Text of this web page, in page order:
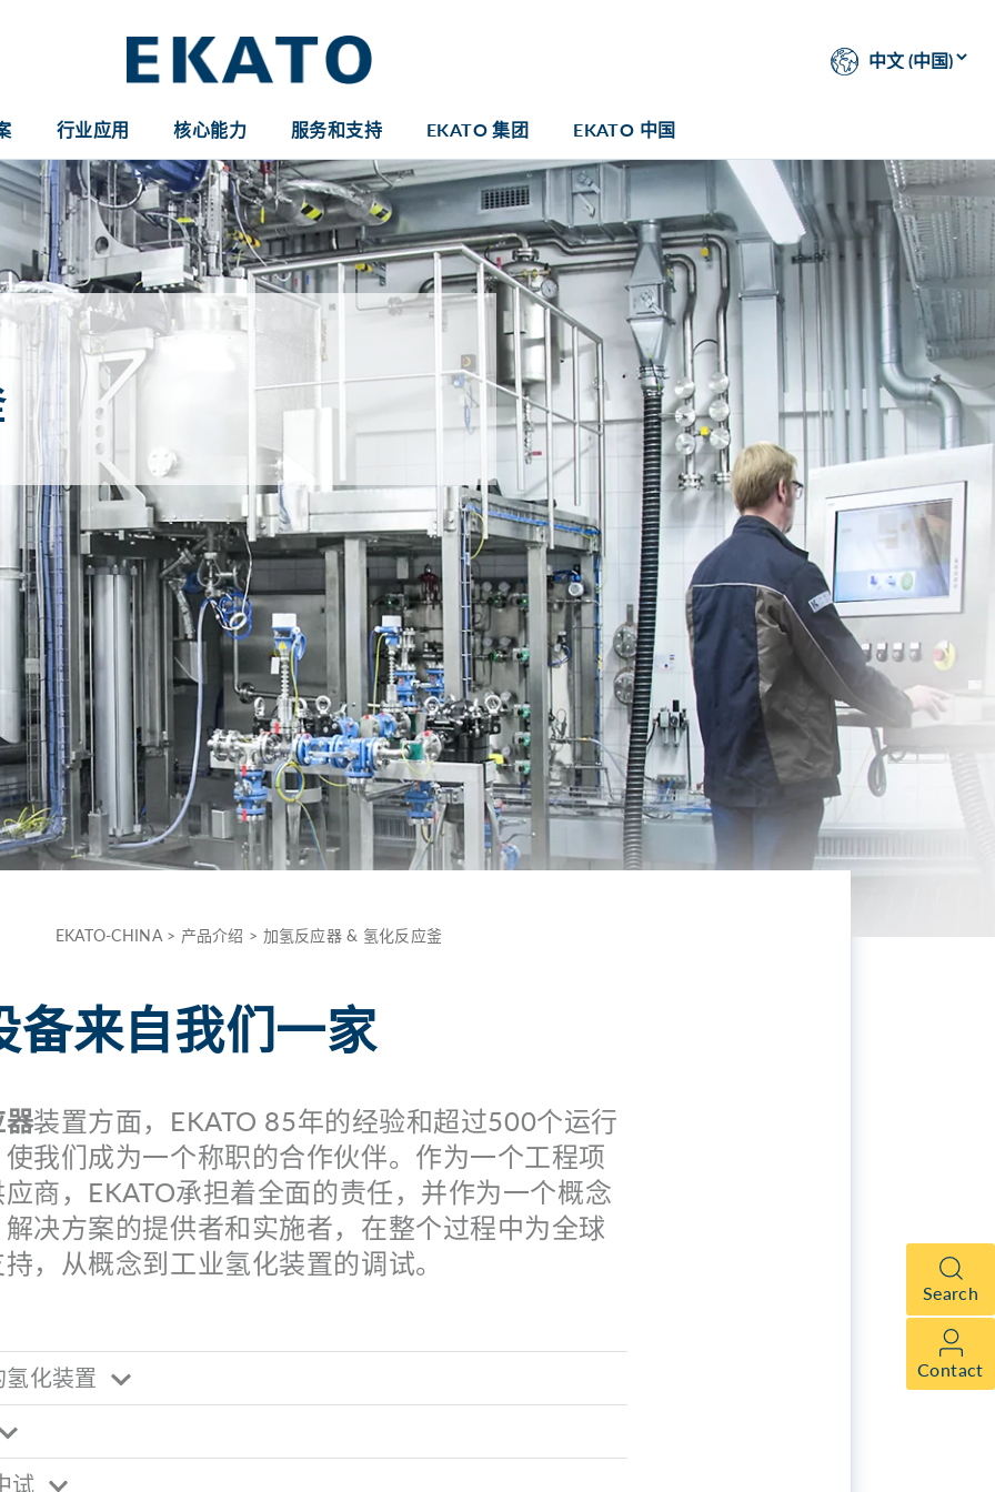
行业应用 核心能力 服务和支持 EKATO 集团 EKATO 中国
Search
Contact
EKATO-CHINA> 产品介绍 > 加氢反应器 & 氢化反应釜
备来自我们一家
器装置方面，EKATO 85年的经验和超过500个运行
我们成为一个称职的合作伙伴。作为一个工程项
商，EKATO承担着全面的责任，并作为一个概念
决方案的提供者和实施者，在整个过程中为全球
，从概念到工业氢化装置的调试。
化装置
试